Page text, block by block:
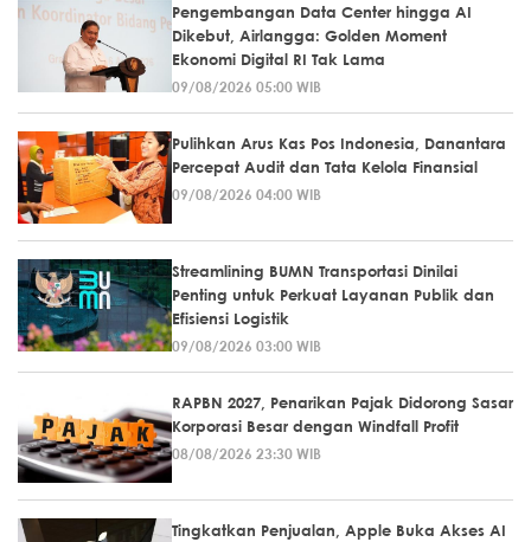
Pengembangan Data Center hingga AI
Dikebut, Airlangga: Golden Moment
Ekonomi Digital RI Tak Lama
09/08/2026 05:00 WIB
Pulihkan Arus Kas Pos Indonesia, Danantara
Percepat Audit dan Tata Kelola Finansial
09/08/2026 04:00 WIB
Streamlining BUMN Transportasi Dinilai
Penting untuk Perkuat Layanan Publik dan
Efisiensi Logistik
09/08/2026 03:00 WIB
RAPBN 2027, Penarikan Pajak Didorong Sasar
Korporasi Besar dengan Windfall Profit
08/08/2026 23:30 WIB
Tingkatkan Penjualan, Apple Buka Akses AI